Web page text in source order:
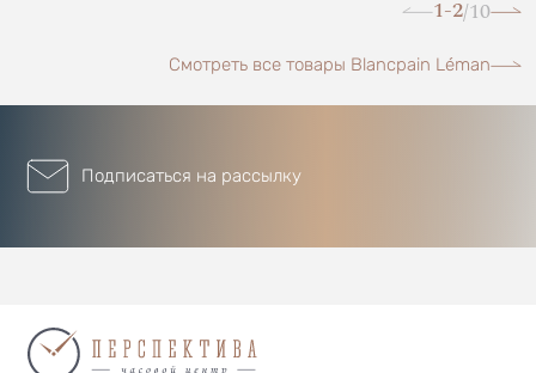
1-2/10
Смотреть все товары Blancpain Léman
Подписаться на рассылку